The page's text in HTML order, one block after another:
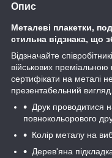
Опис
Металеві плакетки,
стильна відзнака, що
Відзначайте
військових
сертифікати на металі
презентабельний вигляд.
Друк проводитися
повнокольорового
Колір металу на
Дерев'яна